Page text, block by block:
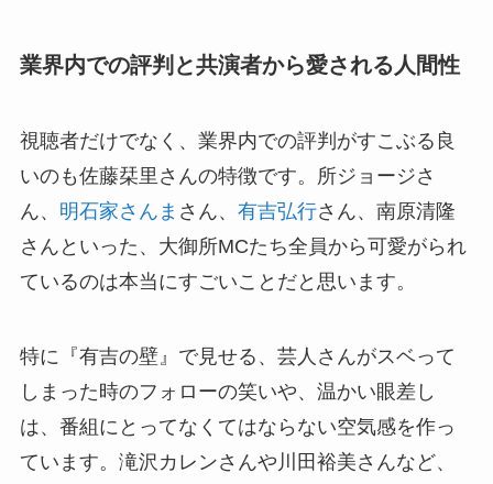
業界内での評判と共演者から愛される人間性
視聴者だけでなく、業界内での評判がすこぶる良
いのも佐藤栞里さんの特徴です。所ジョージさ
ん、 明石家さんま さん、 有吉弘行さん、南原清隆
さんといった、大御所MCたち全員から可愛がられ
ているのは本当にすごいことだと思います。
特に『有吉の壁』で見せる、芸人さんがスベって
しまった時のフォローの笑いや、温かい眼差し
は、番組にとってなくてはならない空気感を作っ
ています。滝沢カレンさんや川田裕美さんなど、